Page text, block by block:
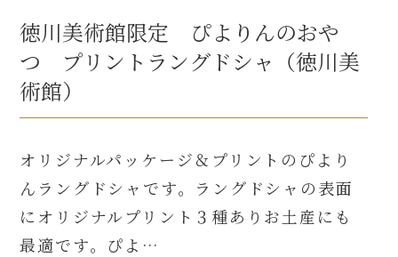
徳川美術館限定 ぴよりんのおや
つ プリントラングドシャ（徳川美
術館）
オリジナルパッケージ＆プリントのぴより
んラングドシャです。ラングドシャの表面
にオリジナルプリント３種ありお土産にも
最適です。ぴよ…